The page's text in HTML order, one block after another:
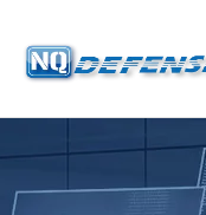
Sản Phẩm